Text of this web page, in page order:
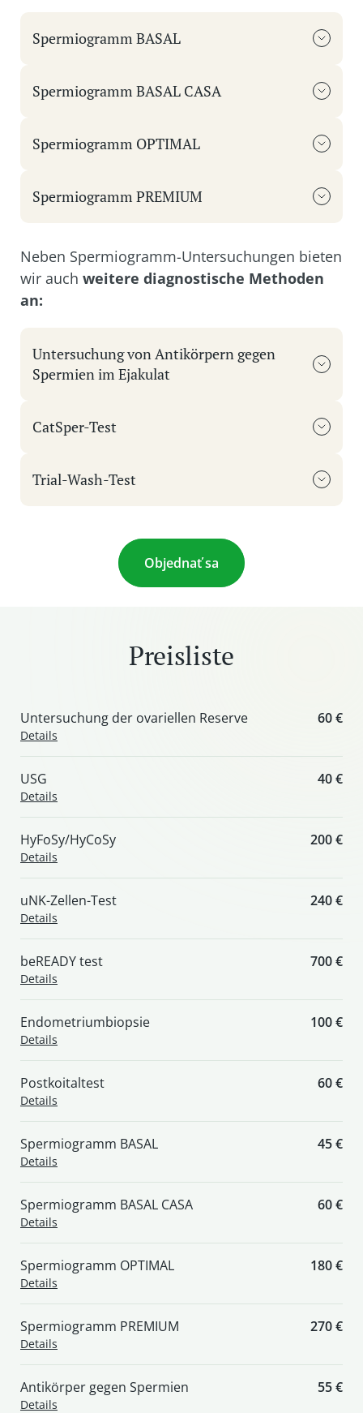
Spermiogramm BASAL
Spermiogramm BASAL CASA
Spermiogramm OPTIMAL
Spermiogramm PREMIUM
Neben Spermiogramm-Untersuchungen bieten
wir auch weitere diagnostische Methoden
an:
Untersuchung von Antikörpern gegen
Spermien im Ejakulat
CatSper-Test
Trial-Wash-Test
Objednať sa
Preisliste
Untersuchung der ovariellen Reserve
Details
60 €
USG
Details
40 €
HyFoSy/HyCoSy
Details
200 €
uNK-Zellen-Test
Details
240 €
beREADY test
Details
700 €
Endometriumbiopsie
Details
100 €
Postkoitaltest
Details
60 €
Spermiogramm BASAL
Details
45 €
Spermiogramm BASAL CASA
Details
60 €
Spermiogramm OPTIMAL
Details
180 €
Spermiogramm PREMIUM
Details
270 €
Antikörper gegen Spermien
Details
55 €